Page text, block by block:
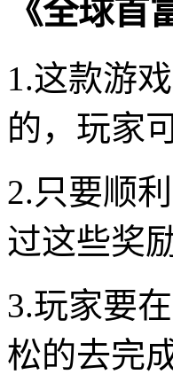
《全球首
1.这款游
的，玩家
2.只要顺
过这些奖
3.玩家要
松的去完